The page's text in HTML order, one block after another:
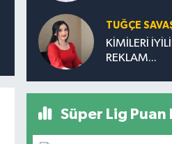
TUĞÇE
KİMİLERİ
REKLAM...
Süper Lig Puan